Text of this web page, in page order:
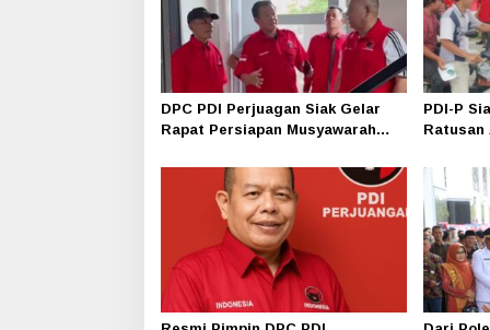
DPC PDI Perjuagan Siak Gelar
Rapat Persiapan Musyawarah
PDI-P
Ratusan